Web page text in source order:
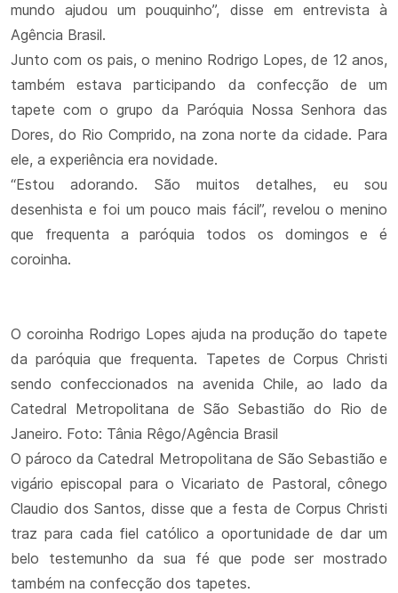
mundo ajudou um pouquinho”, disse em entrevista à
Agência Brasil.
Junto com os pais, o menino Rodrigo Lopes, de 12 anos,
também estava participando da confecção de um
tapete com o grupo da Paróquia Nossa Senhora das
Dores, do Rio Comprido, na zona norte da cidade. Para
ele, a experiência era novidade.
“Estou adorando. São muitos detalhes, eu sou
desenhista e foi um pouco mais fácil”, revelou o menino
que frequenta a paróquia todos os domingos e é
coroinha.
O coroinha Rodrigo Lopes ajuda na produção do tapete
da paróquia que frequenta. Tapetes de Corpus Christi
sendo confeccionados na avenida Chile, ao lado da
Catedral Metropolitana de São Sebastião do Rio de
Janeiro. Foto: Tânia Rêgo/Agência Brasil
O pároco da Catedral Metropolitana de São Sebastião e
vigário episcopal para o Vicariato de Pastoral, cônego
Claudio dos Santos, disse que a festa de Corpus Christi
traz para cada fiel católico a oportunidade de dar um
belo testemunho da sua fé que pode ser mostrado
também na confecção dos tapetes.